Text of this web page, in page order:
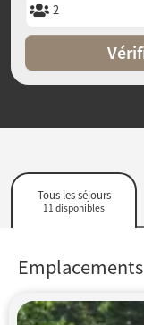
Tous les séjours
11 disponibles
Emplacements